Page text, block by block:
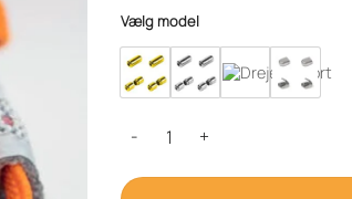
Vælg model
Lås til elastiske snørebånd antal